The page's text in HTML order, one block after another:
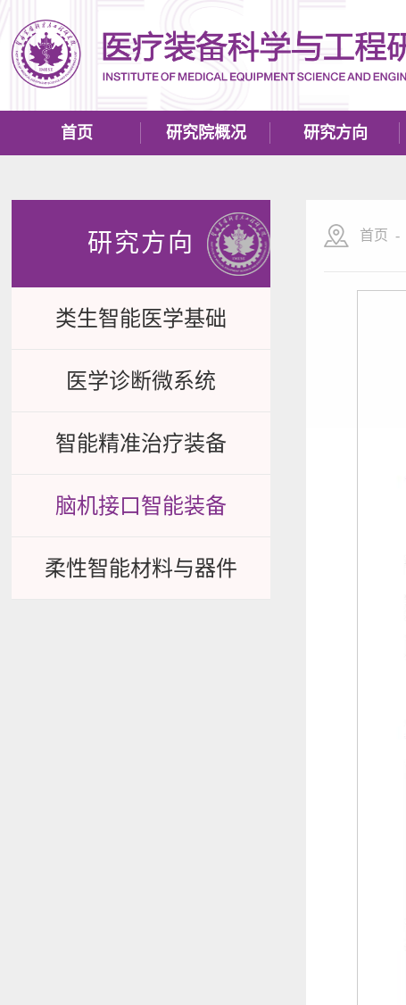
首页 研究院概况 研究方向
研究方向
类生智能医学基础
医学诊断微系统
智能精准治疗装备
脑机接口智能装备
柔性智能材料与器件
首页 -